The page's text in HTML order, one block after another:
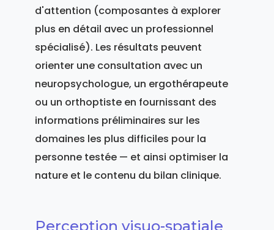
d'attention (composantes à explorer
plus en détail avec un professionnel
spécialisé). Les résultats peuvent
orienter une consultation avec un
neuropsychologue, un ergothérapeute
ou un orthoptiste en fournissant des
informations préliminaires sur les
domaines les plus difficiles pour la
personne testée — et ainsi optimiser la
nature et le contenu du bilan clinique.
Perception visuo-spatiale